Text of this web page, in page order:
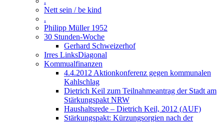
Nett sein / be kind
.
Philipp Müller 1952
30 Stunden-Woche
Gerhard Schweizerhof
Irres LinksDiagonal
Kommualfinanzen
4.4.2012 Aktionkonferenz gegen kommunalen
Kahlschlag
Dietrich Keil zum Teilnahmeantrag der Stadt am
Stärkungspakt NRW
Haushaltsrede – Dietrich Keil, 2012 (AUF)
Stärkungspakt: Kürzungsorgien nach der